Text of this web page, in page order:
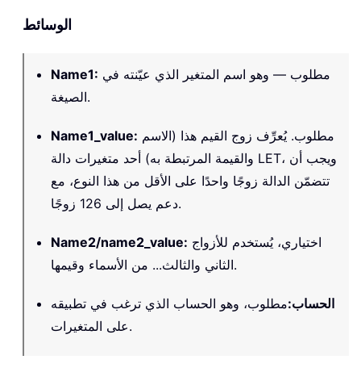
الوسائط
Name1:
الصيغة.
Name1_value:
والقيمة المرتبطة به) أحد متغيرات دالة LET، ويجب أن
تتضمّن الدالة زوجًا واحدًا على الأقل من هذا النوع، مع
دعم يصل إلى 126 زوجًا.
Name2/name2_value:
الثاني والثالث... من الأسماء وقيمها.
الحساب:مطلوب، وهو الحساب الذي ترغب في تطبيقه
على المتغيرات.